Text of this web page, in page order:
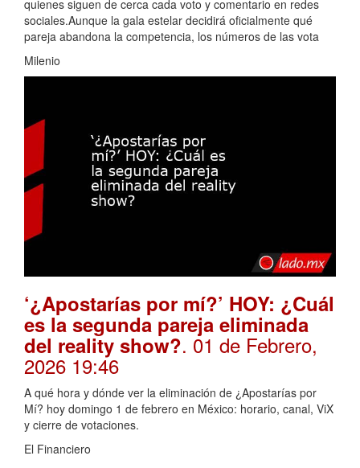
quienes siguen de cerca cada voto y comentario en redes
sociales.Aunque la gala estelar decidirá oficialmente qué
pareja abandona la competencia, los números de las vota
Milenio
‘¿Apostarías por mí?’ HOY: ¿Cuál
es la segunda pareja eliminada
del reality show?. 01 de Febrero,
2026 19:46
A qué hora y dónde ver la eliminación de ¿Apostarías por
Mí? hoy domingo 1 de febrero en México: horario, canal, ViX
y cierre de votaciones.
El Financiero